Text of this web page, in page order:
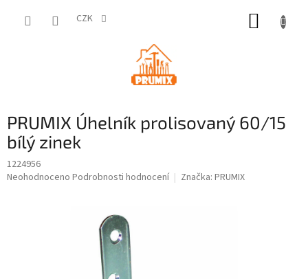
CZK
PRUMIX Úhelník prolisovaný 60/15
bílý zinek
1224956
Průměrné
Neohodnoceno Podrobnosti hodnocení Značka: PRUMIX